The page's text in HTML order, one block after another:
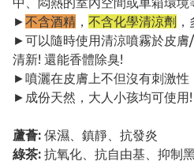
►不含酒精 ， 不含化學清涼劑
►可以隨時使用清涼噴霧於皮
清新! 還能香體除臭!
►噴灑在皮膚上不但沒有刺激性
►成份天然，大人小孩均可使用!
蘆薈: 保濕、鎮靜、抗發炎
綠茶: 抗氧化、抗自由基、抑制